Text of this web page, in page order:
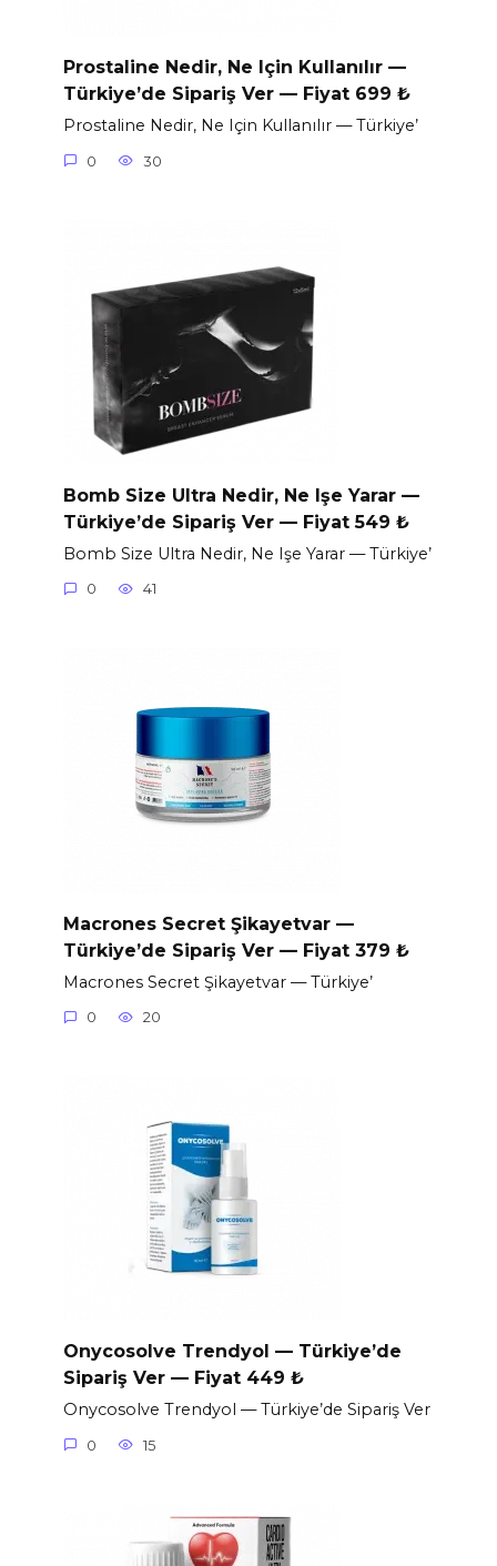
Prostaline Nedir, Ne Için Kullanılır —
Türkiye’de Sipariş Ver — Fiyat 699 ₺
Prostaline Nedir, Ne Için Kullanılır — Türkiye’
0 30
Bomb Size Ultra Nedir, Ne Işe Yarar —
Türkiye’de Sipariş Ver — Fiyat 549 ₺
Bomb Size Ultra Nedir, Ne Işe Yarar — Türkiye’
0 41
Macrones Secret Şikayetvar —
Türkiye’de Sipariş Ver — Fiyat 379 ₺
Macrones Secret Şikayetvar — Türkiye’
0 20
Onycosolve Trendyol — Türkiye’de
Sipariş Ver — Fiyat 449 ₺
Onycosolve Trendyol — Türkiye’de Sipariş Ver
0 15